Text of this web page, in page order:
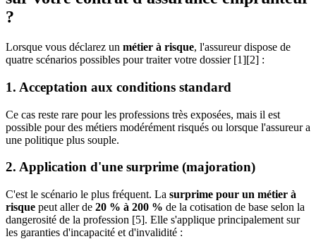
?
Lorsque vous déclarez un métier à risque, l'assureur dispose de
quatre scénarios possibles pour traiter votre dossier [1][2] :
1. Acceptation aux conditions standard
Ce cas reste rare pour les professions très exposées, mais il est
possible pour des métiers modérément risqués ou lorsque l'assureur a
une politique plus souple.
2. Application d'une surprime (majoration)
C'est le scénario le plus fréquent. La surprime pour un métier à
risque peut aller de 20 % à 200 % de la cotisation de base selon la
dangerosité de la profession [5]. Elle s'applique principalement sur
les garanties d'incapacité et d'invalidité :